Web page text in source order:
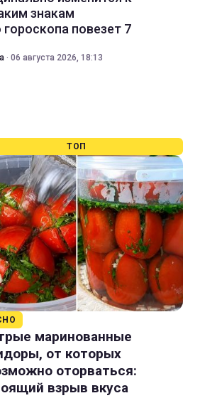
знакам
гороскопа повезет 7
· 06 августа 2026, 18:13
ТОП
маринованные
от которых
оторваться:
взрыв вкуса